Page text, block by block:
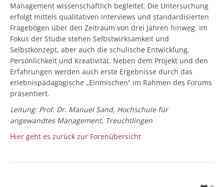
Management wissenschaftlich begleitet. Die Untersuchung
erfolgt mittels qualitativen Interviews und standardisierten
Fragebögen über den Zeitraum von drei Jahren hinweg. Im
Fokus der Studie stehen Selbstwirksamkeit und
Selbstkonzept, aber auch die schulische Entwicklung,
Persönlichkeit und Kreativität. Neben dem Projekt und den
Erfahrungen werden auch erste Ergebnisse durch das
erlebnispädagogische „Einmischen“ im Rahmen des Forums
präsentiert.
Leitung: Prof. Dr. Manuel Sand, Hochschule für
angewandtes Management, Treuchtlingen
Hier geht es zurück zur Forenübersicht